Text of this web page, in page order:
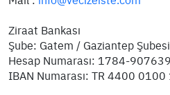
Ziraat Bankası
Şube: Gatem / Gaziantep Şubesi
Hesap Numarası: 1784-
IBAN Numarası: TR 4400